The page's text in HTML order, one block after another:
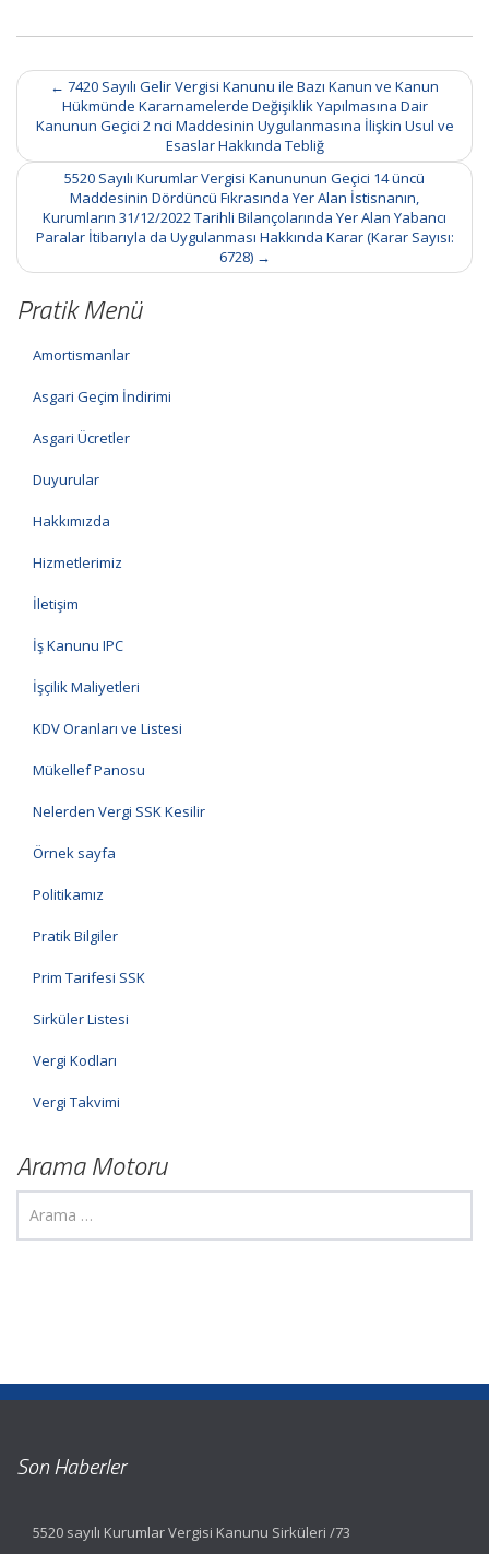
Post
navigation
← 7420 Sayılı Gelir Vergisi Kanunu ile Bazı Kanun ve Kanun
Hükmünde Kararnamelerde Değişiklik Yapılmasına Dair
Kanunun Geçici 2 nci Maddesinin Uygulanmasına İlişkin Usul ve
Esaslar Hakkında Tebliğ
5520 Sayılı Kurumlar Vergisi Kanununun Geçici 14 üncü
Maddesinin Dördüncü Fıkrasında Yer Alan İstisnanın,
Kurumların 31/12/2022 Tarihli Bilançolarında Yer Alan Yabancı
Paralar İtibarıyla da Uygulanması Hakkında Karar (Karar Sayısı:
6728) →
Pratik Menü
Amortismanlar
Asgari Geçim İndirimi
Asgari Ücretler
Duyurular
Hakkımızda
Hizmetlerimiz
İletişim
İş Kanunu IPC
İşçilik Maliyetleri
KDV Oranları ve Listesi
Mükellef Panosu
Nelerden Vergi SSK Kesilir
Örnek sayfa
Politikamız
Pratik Bilgiler
Prim Tarifesi SSK
Sirküler Listesi
Vergi Kodları
Vergi Takvimi
Arama Motoru
Son Haberler
5520 sayılı Kurumlar Vergisi Kanunu Sirküleri /73